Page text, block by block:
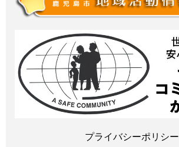
プライバシーポリシー